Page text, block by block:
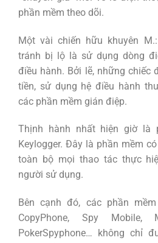
phần mềm theo dõi.
Một vài chiến hữu khuyên
tránh bị lộ là sử dụng dòng
điều hành. Bởi lẽ, những chiếc
tiền, sử dụng hệ điều hành
các phần mềm gián điệp.
Thịnh hành nhất hiện giờ là
Keylogger. Đây là phần mềm
toàn bộ mọi thao tác thực
người sử dụng.
Bên cạnh đó, các phần
CopyPhone, Spy Mobile,
PokerSpyphone… không chỉ